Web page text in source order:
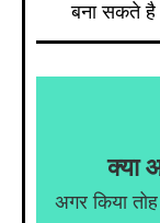
बना सकते
क्या
अगर किया